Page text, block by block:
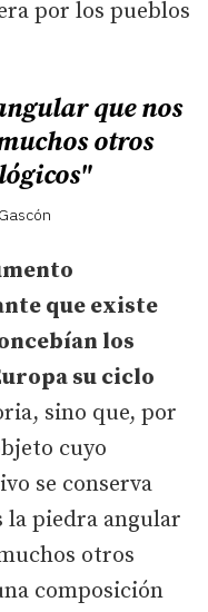
por los pueblos
que nos
otros
que existe
los
su ciclo
sino que, por
cuyo
se conserva
piedra angular
otros
composición